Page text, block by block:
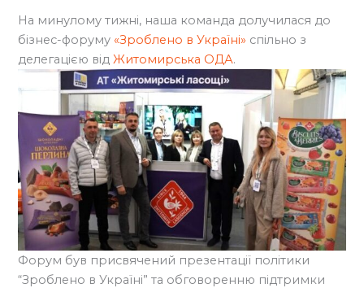
На минулому тижні, наша команда долучилася до
бізнес-форуму «Зроблено в Україні» спільно з
делегацією відЖитомирська ОДА.
Форум був присвячений презентації політики
“Зроблено в Україні” та обговоренню підтримки